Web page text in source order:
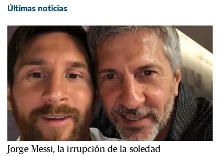
Últimas noticias
Jorge Messi, la irrupción de la soledad